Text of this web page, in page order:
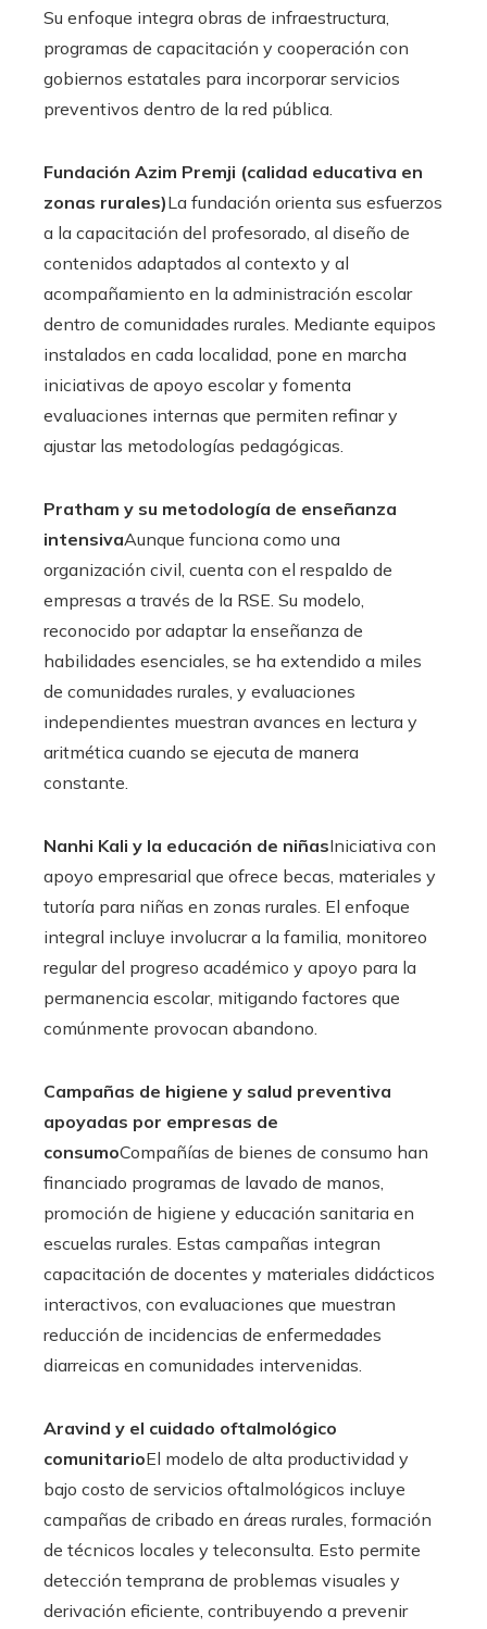
Su enfoque integra obras de infraestructura,
programas de capacitación y cooperación con
gobiernos estatales para incorporar servicios
preventivos dentro de la red pública.
Fundación Azim Premji (calidad educativa en
zonas rurales)La fundación orienta sus esfuerzos
a la capacitación del profesorado, al diseño de
contenidos adaptados al contexto y al
acompañamiento en la administración escolar
dentro de comunidades rurales. Mediante equipos
instalados en cada localidad, pone en marcha
iniciativas de apoyo escolar y fomenta
evaluaciones internas que permiten refinar y
ajustar las metodologías pedagógicas.
Pratham y su metodología de enseñanza
intensivaAunque funciona como una
organización civil, cuenta con el respaldo de
empresas a través de la RSE. Su modelo,
reconocido por adaptar la enseñanza de
habilidades esenciales, se ha extendido a miles
de comunidades rurales, y evaluaciones
independientes muestran avances en lectura y
aritmética cuando se ejecuta de manera
constante.
Nanhi Kali y la educación de niñasIniciativa con
apoyo empresarial que ofrece becas, materiales y
tutoría para niñas en zonas rurales. El enfoque
integral incluye involucrar a la familia, monitoreo
regular del progreso académico y apoyo para la
permanencia escolar, mitigando factores que
comúnmente provocan abandono.
Campañas de higiene y salud preventiva
apoyadas por empresas de
consumoCompañías de bienes de consumo han
financiado programas de lavado de manos,
promoción de higiene y educación sanitaria en
escuelas rurales. Estas campañas integran
capacitación de docentes y materiales didácticos
interactivos, con evaluaciones que muestran
reducción de incidencias de enfermedades
diarreicas en comunidades intervenidas.
Aravind y el cuidado oftalmológico
comunitarioEl modelo de alta productividad y
bajo costo de servicios oftalmológicos incluye
campañas de cribado en áreas rurales, formación
de técnicos locales y teleconsulta. Esto permite
detección temprana de problemas visuales y
derivación eficiente, contribuyendo a prevenir